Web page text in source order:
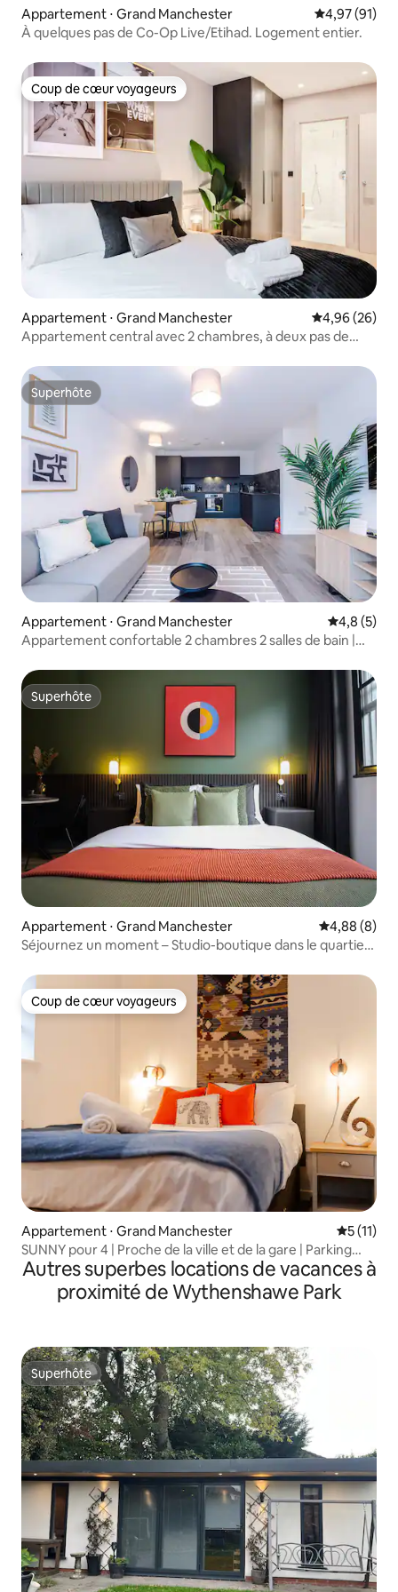
Appartement ⋅ Grand Manchester Évaluation
4,97 (91)
À quelques pas de Co-Op Live/Etihad. Logement entier.
Coup de cœur voyageurs
Coup de cœur voyageurs
Appartement ⋅ Grand Manchester Évaluation
4,96 (26)
Appartement central avec 2 chambres, à deux pas de
Superhôte
Superhôte
Appartement ⋅ Grand Manchester Évaluation
4,8 (5)
Appartement confortable 2 chambres 2 salles de bain |
Superhôte
Superhôte
Appartement ⋅ Grand Manchester Évaluation
4,88 (8)
Séjournez un moment – Studio-boutique dans le quartier
Coup de cœur voyageurs
Coup de cœur voyageurs
Appartement ⋅ Grand Manchester
5 (11)
SUNNY pour 4 | Proche de la ville et de la gare | Parking
gratuit | Appartement 3
Autres superbes locations de vacances à
proximité de Wythenshawe Park
Superhôte
Superhôte